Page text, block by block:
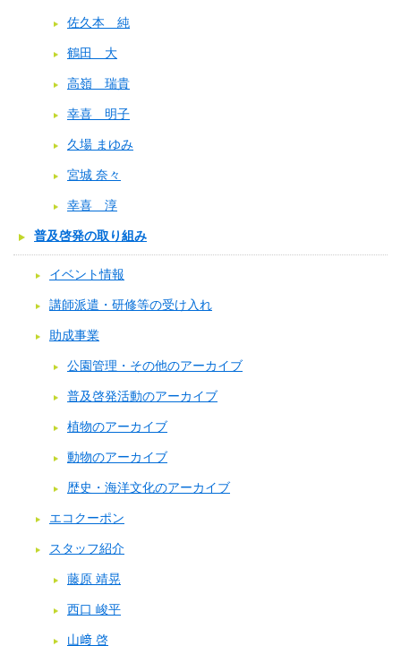
佐久本 純
鶴田 大
高嶺 瑞貴
幸喜 明子
久場 まゆみ
宮城 奈々
幸喜 淳
普及啓発の取り組み
イベント情報
講師派遣・研修等の受け入れ
助成事業
公園管理・その他のアーカイブ
普及啓発活動のアーカイブ
植物のアーカイブ
動物のアーカイブ
歴史・海洋文化のアーカイブ
エコクーポン
スタッフ紹介
藤原 靖晃
西口 峻平
山﨑 啓